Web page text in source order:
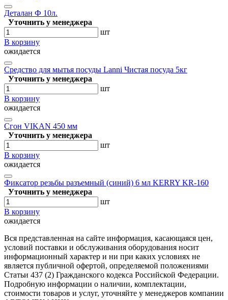
Деталан Ф 10л.
Уточнить у менеджера
шт
В корзину
ожидается
Средство для мытья посуды Lanni Чистая посуда 5кг
Уточнить у менеджера
шт
В корзину
ожидается
Сгон VIKAN 450 мм
Уточнить у менеджера
шт
В корзину
ожидается
Фиксатор резьбы разъемный (синий) 6 мл KERRY KR-160
Уточнить у менеджера
шт
В корзину
ожидается
Вся представленная на сайте информация, касающаяся цен,
условий поставки и обслуживания оборудования носит
информационный характер и ни при каких условиях не
является публичной офертой, определяемой положениями
Статьи 437 (2) Гражданского кодекса Российской Федерации.
Подробную информации о наличии, комплектации,
стоимости товаров и услуг, уточняйте у менеджеров компании